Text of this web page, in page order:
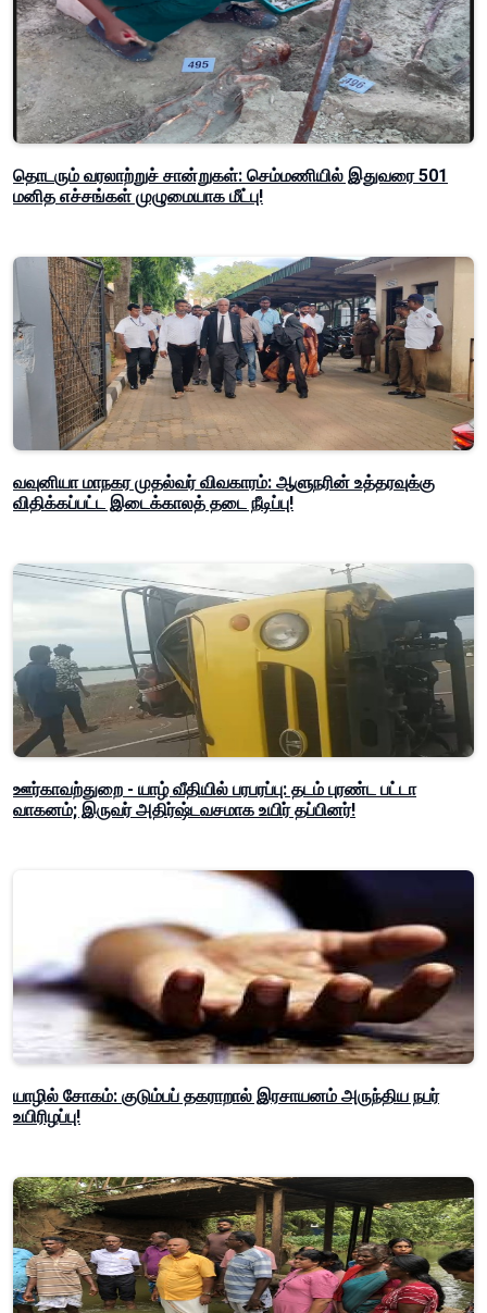
தொடரும் வரலாற்றுச் சான்றுகள்: செம்மணியில் இதுவரை 501
மனித எச்சங்கள் முழுமையாக மீட்பு!
வவுனியா மாநகர முதல்வர் விவகாரம்: ஆளுநரின் உத்தரவுக்கு
விதிக்கப்பட்ட இடைக்காலத் தடை நீடிப்பு!
ஊர்காவற்துறை - யாழ் வீதியில் பரபரப்பு: தடம் புரண்ட பட்டா
வாகனம்; இருவர் அதிர்ஷ்டவசமாக உயிர் தப்பினர்!
யாழில் சோகம்: குடும்பப் தகராறால் இரசாயனம் அருந்திய நபர்
உயிரிழப்பு!